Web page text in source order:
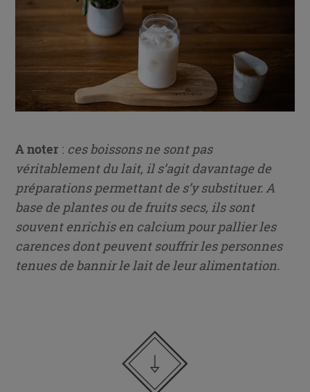
A noter : ces boissons ne sont pas
véritablement du lait, il s’agit davantage de
préparations permettant de s’y substituer. A
base de plantes ou de fruits secs, ils sont
souvent enrichis en calcium pour pallier les
carences dont peuvent souffrir les personnes
tenues de bannir le lait de leur alimentation.